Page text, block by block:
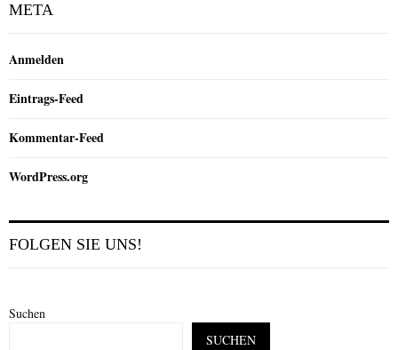
META
Anmelden
Eintrags-Feed
Kommentar-Feed
WordPress.org
FOLGEN SIE UNS!
Suchen
SUCHEN